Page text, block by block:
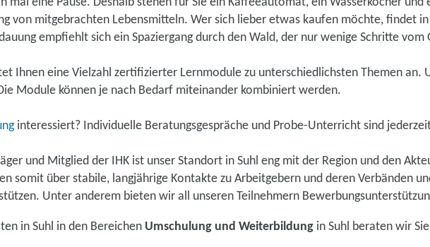
von mitgebrachten Lebensmitteln. Wer sich lieber etwas kaufen möchte, findet
empfiehlt sich ein Spaziergang durch den Wald, der nur wenige Schritte vom
Ihnen eine Vielzahl zertifizierter Lernmodule zu unterschiedlichsten Themen an.
Module können je nach Bedarf miteinander kombiniert werden.
interessiert? Individuelle Beratungsgespräche und Probe-Unterricht sind
und Mitglied der IHK ist unser Standort in Suhl eng mit der Region und den
somit über stabile, langjährige Kontakte zu Arbeitgebern und deren Verbänden
Unter anderem bieten wir all unseren Teilnehmern
in Suhl in den Bereichen Umschulung und Weiterbildung in Suhl beraten wir